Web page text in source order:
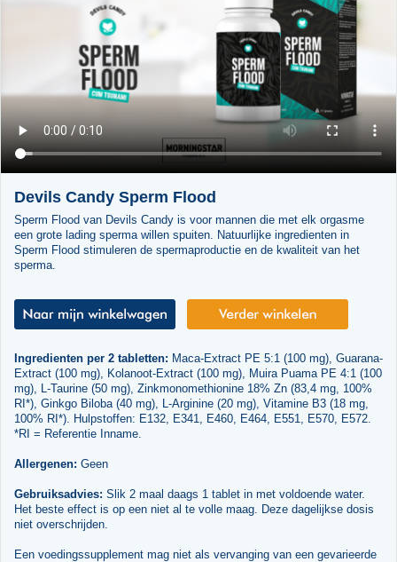
Devils Candy Sperm Flood
Sperm Flood van Devils Candy is voor mannen die met elk orgasme
een grote lading sperma willen spuiten. Natuurlijke ingredienten in
Sperm Flood stimuleren de spermaproductie en de kwaliteit van het
sperma.
Ingredienten per 2 tabletten: Maca-Extract PE 5:1 (100 mg), Guarana-
Extract (100 mg), Kolanoot-Extract (100 mg), Muira Puama PE 4:1 (100
mg), L-Taurine (50 mg), Zinkmonomethionine 18% Zn (83,4 mg, 100%
RI*), Ginkgo Biloba (40 mg), L-Arginine (20 mg), Vitamine B3 (18 mg,
100% RI*). Hulpstoffen: E132, E341, E460, E464, E551, E570, E572.
*RI = Referentie Inname.
Allergenen: Geen
Gebruiksadvies: Slik 2 maal daags 1 tablet in met voldoende water.
Het beste effect is op een niet al te volle maag. Deze dagelijkse dosis
niet overschrijden.
Een voedingssupplement mag niet als vervanging van een gevarieerde